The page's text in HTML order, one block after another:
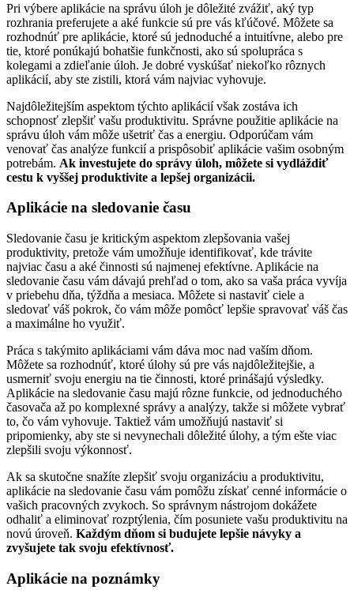
Pri výbere aplikácie na správu úloh je dôležité zvážiť, aký typ
rozhrania preferujete a aké funkcie sú pre vás kľúčové. Môžete sa
rozhodnúť pre aplikácie, ktoré sú jednoduché a intuitívne, alebo pre
tie, ktoré ponúkajú bohatšie funkčnosti, ako sú spolupráca s
kolegami a zdieľanie úloh. Je dobré vyskúšať niekoľko rôznych
aplikácií, aby ste zistili, ktorá vám najviac vyhovuje.
Najdôležitejším aspektom týchto aplikácií však zostáva ich
schopnosť zlepšiť vašu produktivitu. Správne použitie aplikácie na
správu úloh vám môže ušetriť čas a energiu. Odporúčam vám
venovať čas analýze funkcií a prispôsobiť aplikácie vašim osobným
potrebám. Ak investujete do správy úloh, môžete si vydláždiť
cestu k vyššej produktivite a lepšej organizácii.
Aplikácie na sledovanie času
Sledovanie času je kritickým aspektom zlepšovania vašej
produktivity, pretože vám umožňuje identifikovať, kde trávite
najviac času a aké činnosti sú najmenej efektívne. Aplikácie na
sledovanie času vám dávajú prehľad o tom, ako sa vaša práca vyvíja
v priebehu dňa, týždňa a mesiaca. Môžete si nastaviť ciele a
sledovať váš pokrok, čo vám môže pomôcť lepšie spravovať váš čas
a maximálne ho využiť.
Práca s takýmito aplikáciami vám dáva moc nad vaším dňom.
Môžete sa rozhodnúť, ktoré úlohy sú pre vás najdôležitejšie, a
usmerniť svoju energiu na tie činnosti, ktoré prinášajú výsledky.
Aplikácie na sledovanie času majú rôzne funkcie, od jednoduchého
časovača až po komplexné správy a analýzy, takže si môžete vybrať
to, čo vám vyhovuje. Taktiež vám umožňujú nastaviť si
pripomienky, aby ste si nevynechali dôležité úlohy, a tým ešte viac
zlepšili svoju výkonnosť.
Ak sa skutočne snažíte zlepšiť svoju organizáciu a produktivitu,
aplikácie na sledovanie času vám pomôžu získať cenné informácie o
vašich pracovných zvykoch. So správnym nástrojom dokážete
odhaliť a eliminovať rozptýlenia, čím posuniete vašu produktivitu na
novú úroveň. Každým dňom si budujete lepšie návyky a
zvyšujete tak svoju efektívnosť.
Aplikácie na poznámky